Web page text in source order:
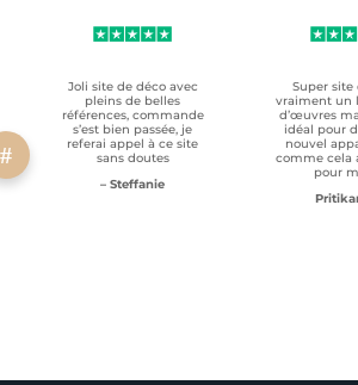
Joli site de déco avec
pleins de belles
références, commande
s’est bien passée, je
referai appel à ce site
sans doutes
– Steffanie
Super site
vraiment un
d’œuvres
idéal pour
nouvel
comme cela
pour